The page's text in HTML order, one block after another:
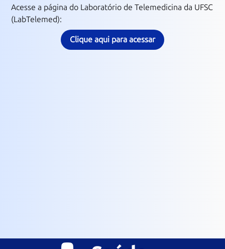
Acesse a página do Laboratório de Telemedicina da UFSC
(LabTelemed):
Clique aqui para acessar